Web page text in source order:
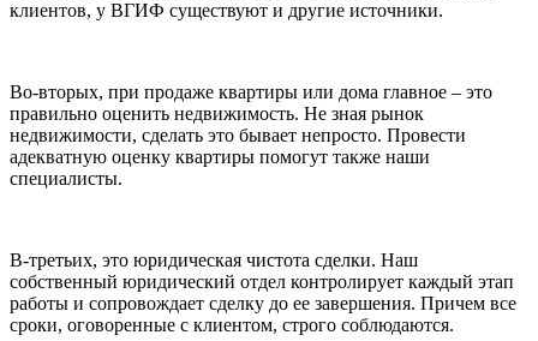
клиентов, у ВГИФ существуют и другие источники.
Во-вторых, при продаже квартиры или дома главное – это
правильно оценить недвижимость. Не зная рынок
недвижимости, сделать это бывает непросто. Провести
адекватную оценку квартиры помогут также наши
специалисты.
В-третьих, это юридическая чистота сделки. Наш
собственный юридический отдел контролирует каждый этап
работы и сопровождает сделку до ее завершения. Причем все
сроки, оговоренные с клиентом, строго соблюдаются.